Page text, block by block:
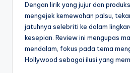
Dengan lirik yang jujur dan
mengejek kemewahan palsu,
jatuhnya selebriti ke dalam
kesepian. Review ini mengupas
mendalam, fokus pada tema
Hollywood sebagai ilusi yang